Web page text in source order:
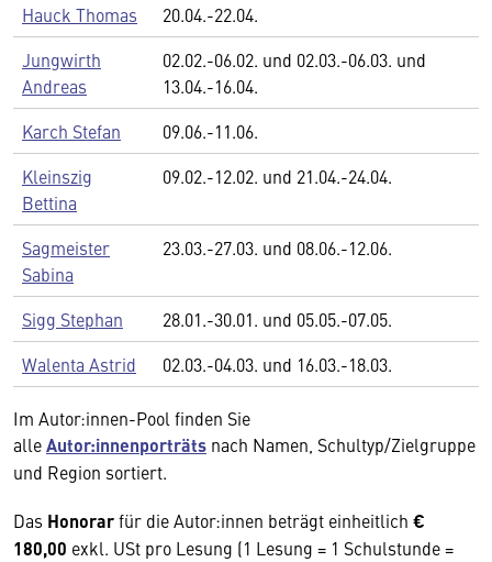
Hauck Thomas
20.04.-22.04.
Jungwirth
Andreas
02.02.-06.02. und 02.03.-06.03. und
13.04.-16.04.
Karch Stefan
09.06.-11.06.
Kleinszig
Bettina
09.02.-12.02. und 21.04.-24.04.
Sagmeister
Sabina
23.03.-27.03. und 08.06.-12.06.
Sigg Stephan
28.01.-30.01. und 05.05.-07.05.
Walenta Astrid
02.03.-04.03. und 16.03.-18.03.
Im Autor:innen-Pool finden Sie
alleAutor:innenporträts nach Namen, Schultyp/Zielgruppe
und Region sortiert.
Das Honorarfür die Autor:innen beträgt einheitlich €
180,00 exkl. USt pro Lesung (1 Lesung = 1 Schulstunde =